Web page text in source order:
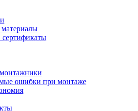
сертификаты
ошибки при монтаже